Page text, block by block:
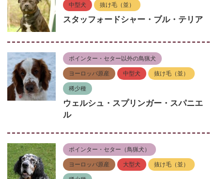
中型犬 抜け毛（並）
スタッフォードシャー・ブル・テリア
ポインター・セター以外の鳥猟犬
ヨーロッパ原産 中型犬 抜け毛（並）
稀少種
ウェルシュ・スプリンガー・スパニエ
ル
ポインター・セター（鳥猟犬）
ヨーロッパ原産 大型犬 抜け毛（並）